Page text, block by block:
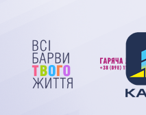
вмісту